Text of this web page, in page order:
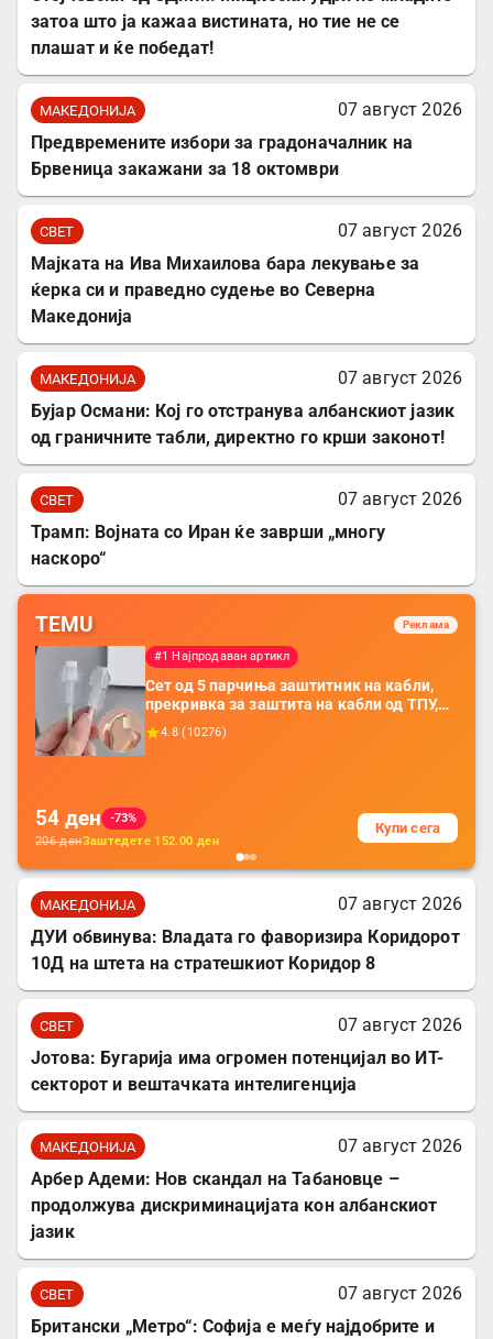
затоа што ја кажаа вистината, но тие не се
плашат и ќе победат!
МАКЕДОНИЈА
07 август 2026
Предвремените избори за градоначалник на
Брвеница закажани за 18 октомври
СВЕТ
07 август 2026
Мајката на Ива Михаилова бара лекување за
ќерка си и праведно судење во Северна
Македонија
МАКЕДОНИЈА
07 август 2026
Бујар Османи: Кој го отстранува албанскиот јазик
од граничните табли, директно го крши законот!
СВЕТ
07 август 2026
Трамп: Војната со Иран ќе заврши „многу
наскоро“
TEMU Реклама
#1 Најпродаван артикл
Сет од 5 парчиња заштитник на кабли,
прекривка за заштита на кабли од ТПУ,
додатоци за заштита на кабли, без
батерија, за мобилни телефони, комплет
4.8 ( 10276)
54 ден
-73%
206денЗаштедете 152.00 ден
Купи сега
МАКЕДОНИЈА
07 август 2026
ДУИ обвинува: Владата го фаворизира Коридорот
10Д на штета на стратешкиот Коридор 8
СВЕТ
07 август 2026
Јотова: Бугарија има огромен потенцијал во ИТ-
секторот и вештачката интелигенција
МАКЕДОНИЈА
07 август 2026
Арбер Адеми: Нов скандал на Табановце –
продолжува дискриминацијата кон албанскиот
јазик
СВЕТ
07 август 2026
Британски „Метро“: Софија е меѓу најдобрите и